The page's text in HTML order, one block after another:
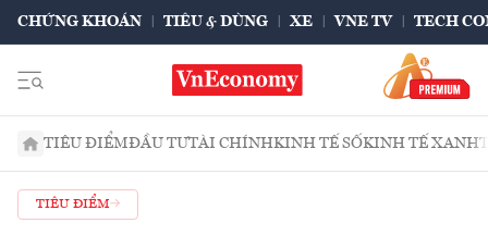
CHỨNG KHOÁN TIÊU & DÙNG XE VNE TV TECH
TIÊU ĐIỂMĐẦU TƯTÀI CHÍNHKINH TẾ SỐKINH TẾ XANH
TIÊU ĐIỂM